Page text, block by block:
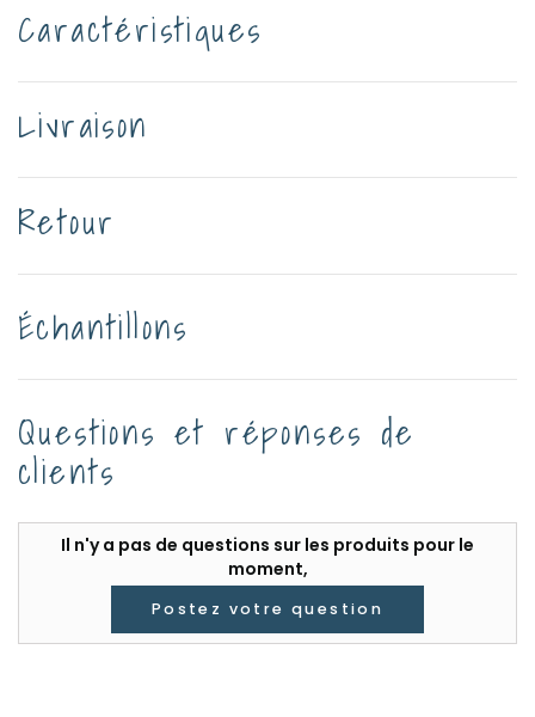
Caractéristiques
Livraison
Retour
Échantillons
Questions et réponses de
clients
Il n'y a pas de questions sur les produits pour le
moment,
Postez votre question